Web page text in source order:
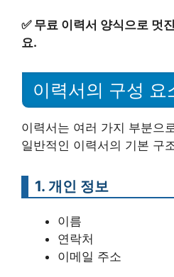
✅ 무료 이력서 양식으로 멋
요.
이력서의 구성 요
이력서는 여러 가지 부분으
일반적인 이력서의 기본 구
1. 개인 정보
이름
연락처
이메일 주소